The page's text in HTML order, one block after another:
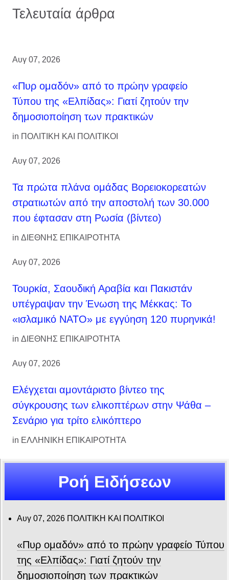
Τελευταία άρθρα
Αυγ 07, 2026
«Πυρ ομαδόν» από το πρώην γραφείο
Τύπου της «Ελπίδας»: Γιατί ζητούν την
δημοσιοποίηση των πρακτικών
in ΠΟΛΙΤΙΚΗ ΚΑΙ ΠΟΛΙΤΙΚΟΙ
Αυγ 07, 2026
Τα πρώτα πλάνα ομάδας Βορειοκορεατών
στρατιωτών από την αποστολή των 30.000
που έφτασαν στη Ρωσία (βίντεο)
in ΔΙΕΘΝΗΣ ΕΠΙΚΑΙΡΟΤΗΤΑ
Αυγ 07, 2026
Τουρκία, Σαουδική Αραβία και Πακιστάν
υπέγραψαν την Ένωση της Μέκκας: Το
«ισλαμικό ΝΑΤΟ» με εγγύηση 120 πυρηνικά!
in ΔΙΕΘΝΗΣ ΕΠΙΚΑΙΡΟΤΗΤΑ
Αυγ 07, 2026
Ελέγχεται αμοντάριστο βίντεο της
σύγκρουσης των ελικοπτέρων στην Ψάθα –
Σενάριο για τρίτο ελικόπτερο
in ΕΛΛΗΝΙΚΗ ΕΠΙΚΑΙΡΟΤΗΤΑ
Ροή Ειδήσεων
Αυγ 07, 2026 ΠΟΛΙΤΙΚΗ ΚΑΙ ΠΟΛΙΤΙΚΟΙ
«Πυρ ομαδόν» από το πρώην γραφείο Τύπου
της «Ελπίδας»: Γιατί ζητούν την
δημοσιοποίηση των πρακτικών